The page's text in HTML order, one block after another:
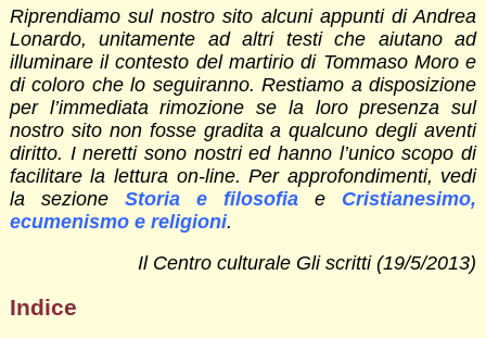
Riprendiamo sul nostro sito alcuni appunti di Andrea
Lonardo, unitamente ad altri testi che aiutano ad
illuminare il contesto del martirio di Tommaso Moro e
di coloro che lo seguiranno. Restiamo a disposizione
per l’immediata rimozione se la loro presenza sul
nostro sito non fosse gradita a qualcuno degli aventi
diritto. I neretti sono nostri ed hanno l’unico scopo di
facilitare la lettura on-line. Per approfondimenti, vedi
la sezione Storia e filosofia e Cristianesimo,
ecumenismo e religioni.
Il Centro culturale Gli scritti (19/5/2013)
Indice